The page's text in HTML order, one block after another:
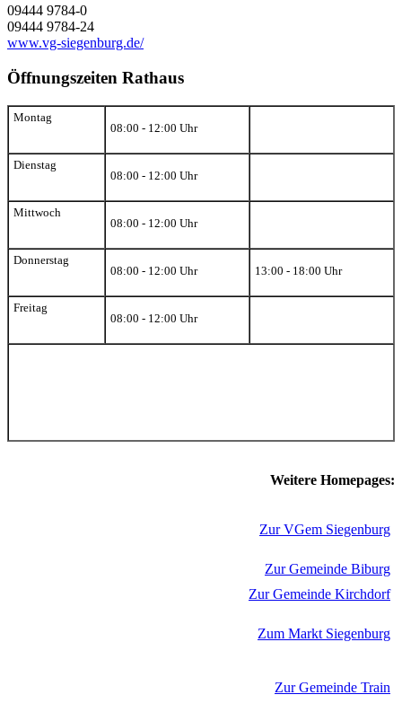
09444 9784-0
09444 9784-24
www.vg-siegenburg.de/
Öffnungszeiten Rathaus
Montag
08:00 - 12:00 Uhr
Dienstag
08:00 - 12:00 Uhr
Mittwoch
08:00 - 12:00 Uhr
Donnerstag
08:00 - 12:00 Uhr
13:00 - 18:00 Uhr
Freitag
08:00 - 12:00 Uhr
Weitere Homepages:
Zur VGem Siegenburg
Zur Gemeinde Biburg
Zur Gemeinde Kirchdorf
Zum Markt Siegenburg
Zur Gemeinde Train